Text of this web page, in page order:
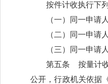
按件计收执行下
（一）同一申请
（二）同一申请
（三）同一申请
第五条 按量计收
公开，行政机关依据